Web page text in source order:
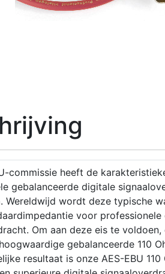
commissie heeft de
gebalanceerde digitale
Wereldwijd wordt deze typische
voor
Om aan deze eis te
gebalanceerde 110
resultaat is onze AES-EBU